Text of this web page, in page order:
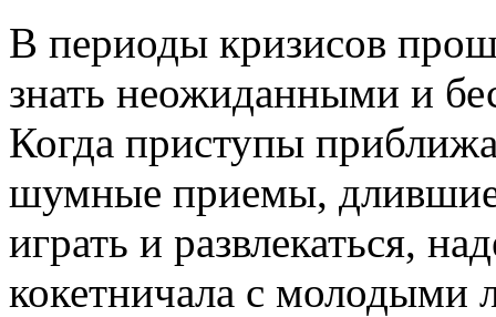
В периоды кризисов
знать неожиданными и
Когда приступы
шумные приемы,
играть и развлекаться,
кокетничала с молодыми